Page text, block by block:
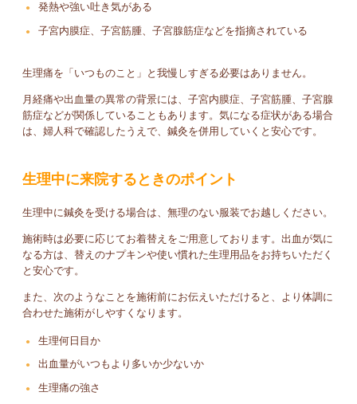
発熱や強い吐き気がある
子宮内膜症、子宮筋腫、子宮腺筋症などを指摘されている
生理痛を「いつものこと」と我慢しすぎる必要はありません。
月経痛や出血量の異常の背景には、子宮内膜症、子宮筋腫、子宮腺
筋症などが関係していることもあります。気になる症状がある場合
は、婦人科で確認したうえで、鍼灸を併用していくと安心です。
生理中に来院するときのポイント
生理中に鍼灸を受ける場合は、無理のない服装でお越しください。
施術時は必要に応じてお着替えをご用意しております。出血が気に
なる方は、替えのナプキンや使い慣れた生理用品をお持ちいただく
と安心です。
また、次のようなことを施術前にお伝えいただけると、より体調に
合わせた施術がしやすくなります。
生理何日目か
出血量がいつもより多いか少ないか
生理痛の強さ